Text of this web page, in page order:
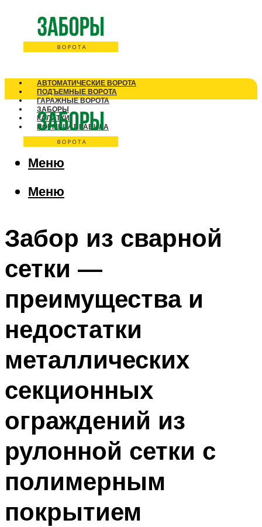
АВТОМАТИЧЕСКИЕ ВОРОТА
ПОДЪЕМНЫЕ ВОРОТА
ГАРАЖНЫЕ ВОРОТА
ЗАБОРЫ
КАЛИТКИ
НОРМЫ И ПРАВИЛА
Меню
Меню
Забор из сварной
сетки —
преимущества и
недостатки
металлических
секционных
ограждений из
рулонной сетки с
полимерным
покрытием